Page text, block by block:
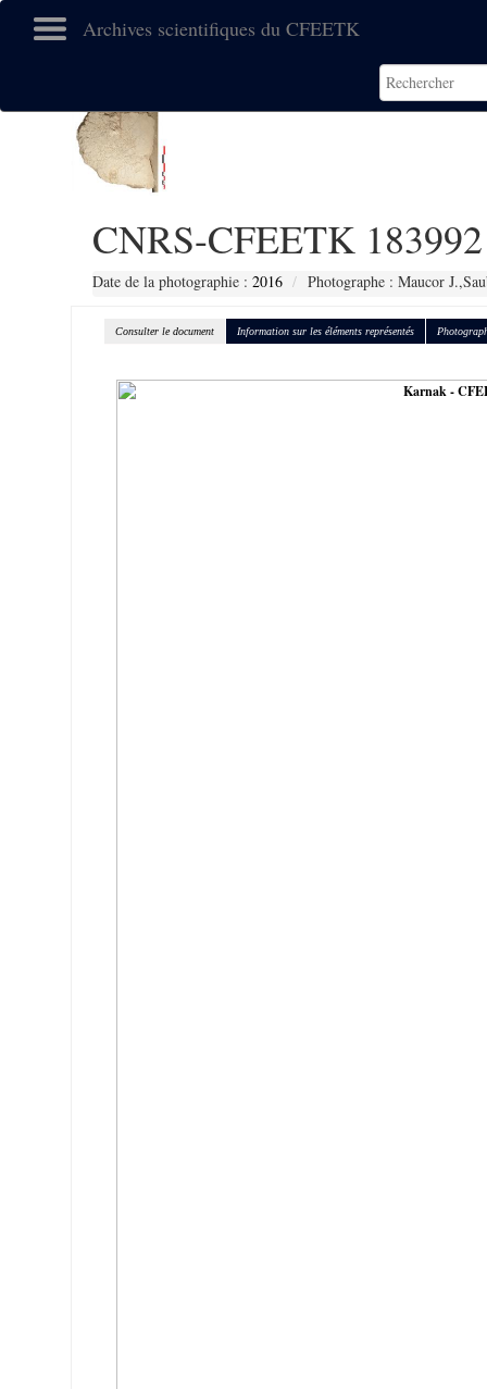
Archives scientifiques du CFEETK
CNRS-CFEETK 183992
Date de la photographie : 2016 Photographe : Maucor
Consulter le document Information sur les éléments représentés